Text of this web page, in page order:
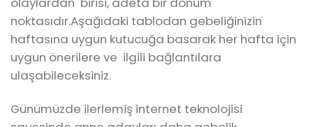
noktasıdır.Aşağıdaki tablodan gebeliğinizin
haftasına uygun kutucuğa basarak her hafta için
uygun önerilere ve ilgili bağlantılara
ulaşabileceksiniz.
Günümüzde ilerlemiş internet teknolojisi